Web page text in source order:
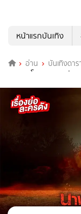
หน้าแรกบันเทิง
อ่าน บันเทิงดาร
นาคพระโขนง 2567 ช่